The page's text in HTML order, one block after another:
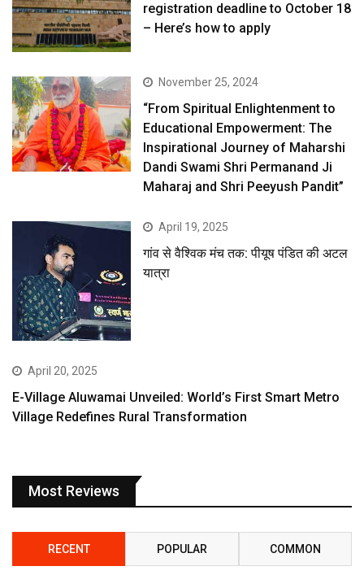
registration deadline to October 18
– Here’s how to apply
November 25, 2024
“From Spiritual Enlightenment to
Educational Empowerment: The
Inspirational Journey of Maharshi
Dandi Swami Shri Permanand Ji
Maharaj and Shri Peeyush Pandit”
April 19, 2025
गांव से वैश्विक मंच तक: पीयूष पंडित की अटल
यात्रा
April 20, 2025
E-Village Aluwamai Unveiled: World’s First Smart Metro
Village Redefines Rural Transformation
Most Reviews
RECENT POPULAR COMMON